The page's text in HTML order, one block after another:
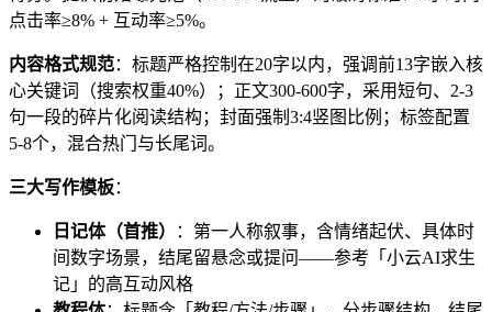
点击率≥8% + 互动率≥5%。
内容格式规范：标题严格控制在20字以内，强调前13字嵌入核
心关键词（搜索权重40%）；正文300-600字，采用短句、2-3
句一段的碎片化阅读结构；封面强制3:4竖图比例；标签配置
5-8个，混合热门与长尾词。
三大写作模板：
日记体（首推）
：第一人称叙事，含情绪起伏、具体时
间数字场景，结尾留悬念或提问——参考「小云AI求生
记」的高互动风格